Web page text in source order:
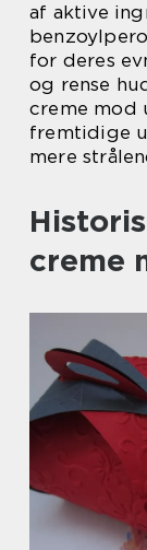
af aktive
for deres
og rense
creme mod
fremtidige
mere
creme